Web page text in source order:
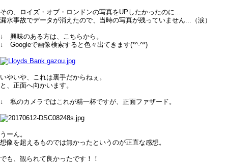
その、ロイズ・オブ・ロンドンの写真をUPしたかったのに...
漏水事故でデータが消えたので、当時の写真が残っていません...（涙）
↓ 興味のある方は、こちらから。
↓ Googleで画像検索すると色々出てきます(*^-^*)
いやいや、これは裏手だからねぇ。
と、正面へ向かいます。
↓ 私のカメラではこれが精一杯ですが、正面ファザード。
うーん。
想像を超えるものでは無かったというのが正直な感想。
でも、観られて良かったです！！